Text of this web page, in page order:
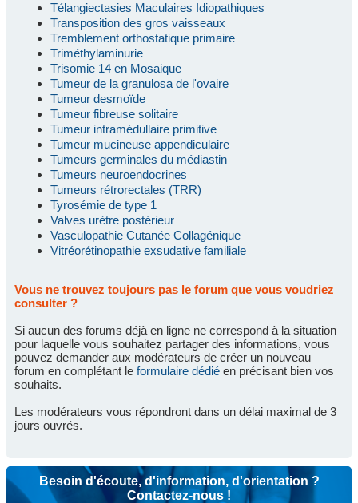
Télangiectasies Maculaires Idiopathiques
Transposition des gros vaisseaux
Tremblement orthostatique primaire
Triméthylaminurie
Trisomie 14 en Mosaique
Tumeur de la granulosa de l'ovaire
Tumeur desmoïde
Tumeur fibreuse solitaire
Tumeur intramédullaire primitive
Tumeur mucineuse appendiculaire
Tumeurs germinales du médiastin
Tumeurs neuroendocrines
Tumeurs rétrorectales (TRR)
Tyrosémie de type 1
Valves urètre postérieur
Vasculopathie Cutanée Collagénique
Vitréorétinopathie exsudative familiale
Vous ne trouvez toujours pas le forum que vous voudriez
consulter ?
Si aucun des forums déjà en ligne ne correspond à la situation
pour laquelle vous souhaitez partager des informations, vous
pouvez demander aux modérateurs de créer un nouveau
forum en complétant le formulaire dédié en précisant bien vos
souhaits.
Les modérateurs vous répondront dans un délai maximal de 3
jours ouvrés.
Besoin d'écoute, d'information, d'orientation ?
Contactez-nous !